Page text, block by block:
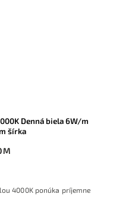
Denná biela 6W/m
šírka
4000K ponúka príjemne